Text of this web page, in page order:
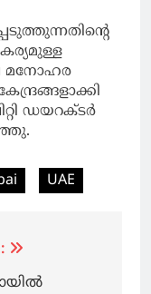
മനോഹര
ഡയറക്ടര്‍
UAE